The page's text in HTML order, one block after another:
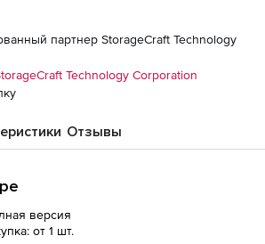
партнер StorageCraft Technology
Technology Corporation
Отзывы
версия
от 1 шт.